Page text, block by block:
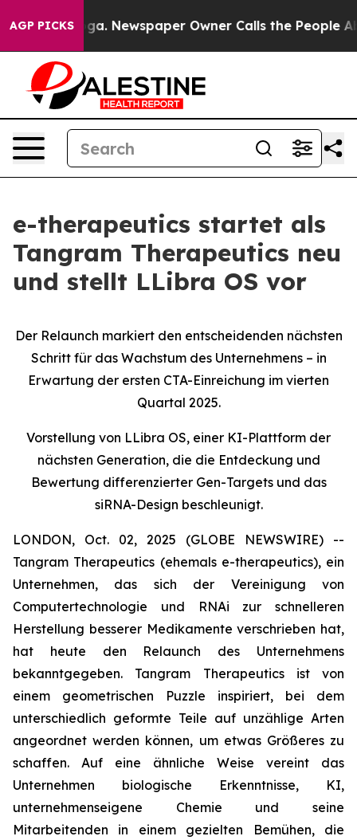
AGP PICKSNewspaper Owner Calls the People
e-therapeutics startet als
Tangram Therapeutics neu
und stellt LLibra OS vor
Der Relaunch markiert den entscheidenden nächsten
Schritt für das Wachstum des Unternehmens – in
Erwartung der ersten CTA-Einreichung im vierten
Quartal 2025.
Vorstellung von LLibra OS, einer KI-Plattform der
nächsten Generation, die die Entdeckung und
Bewertung differenzierter Gen-Targets und das
siRNA-Design beschleunigt.
LONDON, Oct. 02, 2025 (GLOBE NEWSWIRE) --
Tangram Therapeutics (ehemals e-therapeutics), ein
Unternehmen, das sich der Vereinigung von
Computertechnologie und RNAi zur schnelleren
Herstellung besserer Medikamente verschrieben hat,
hat heute den Relaunch des Unternehmens
bekanntgegeben. Tangram Therapeutics ist von
einem geometrischen Puzzle inspiriert, bei dem
unterschiedlich geformte Teile auf unzählige Arten
angeordnet werden können, um etwas Größeres zu
schaffen. Auf eine ähnliche Weise vereint das
Unternehmen biologische Erkenntnisse, KI,
unternehmenseigene Chemie und seine
Mitarbeitenden in einem gezielten Bemühen, die